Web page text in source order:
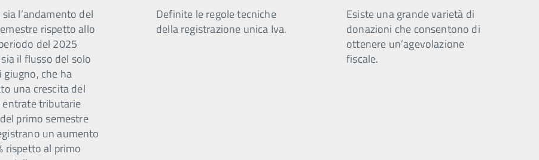
l’andamento del
rispetto allo
del 2025
sia il flusso del solo
giugno, che ha
una crescita del
entrate tributarie
primo semestre
un aumento
rispetto al primo
Definite le regole tecniche
della registrazione unica Iva.
Esiste una grande varietà di
donazioni che consentono di
ottenere un’agevolazione
fiscale.